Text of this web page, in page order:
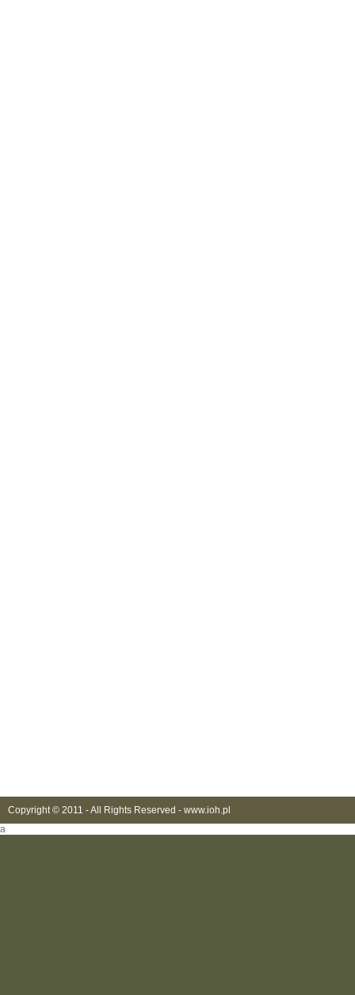
Copyright © 2011 - All Rights Reserved - www.ioh.pl
a